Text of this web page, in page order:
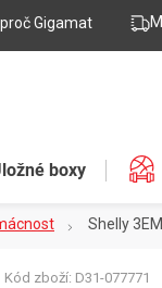
Gigamat
boxy
Shelly
Kód zboží: D31-077771